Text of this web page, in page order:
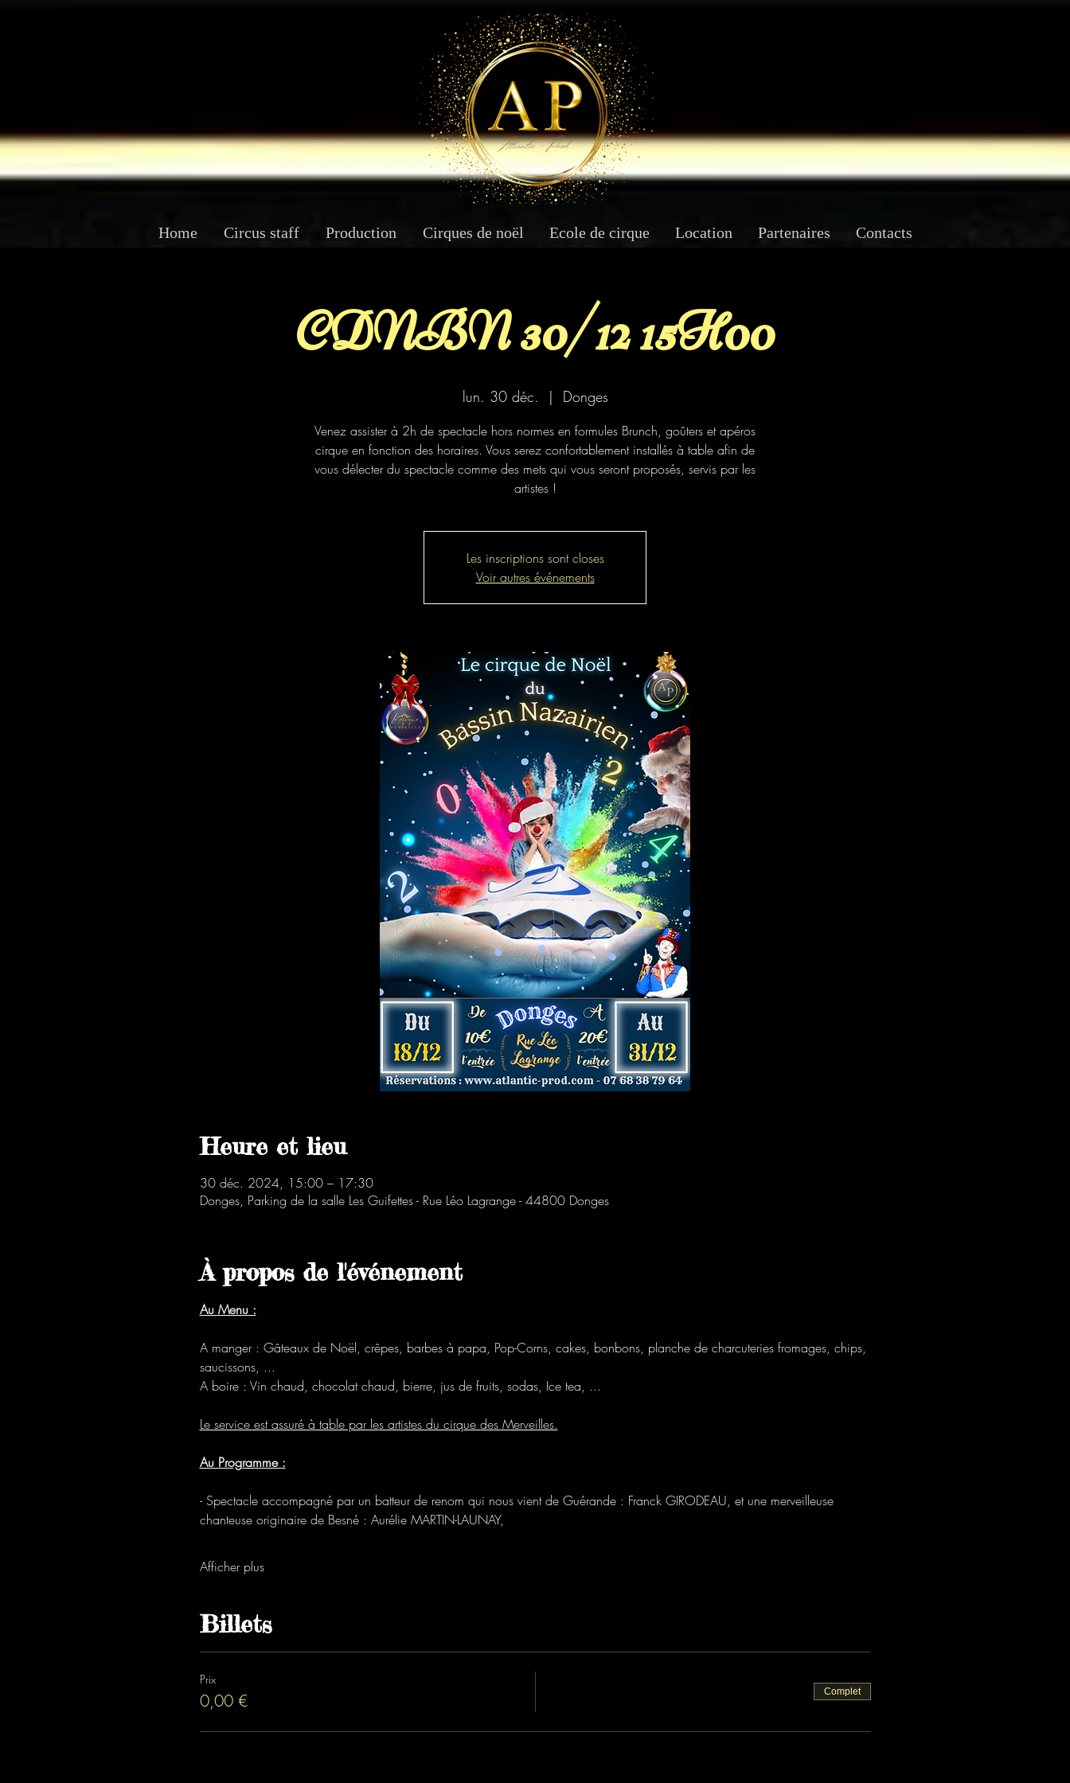
Home Circus staff Production Cirques de noël Ecole de cirque Location Partenaires Contacts
CDNBN 30/12 15H00
lun. 30 déc.
  |
Donges
Venez assister à 2h de spectacle hors normes en formules Brunch, goûters et apéros
cirque en fonction des horaires. Vous serez confortablement installés à table afin de
vous délecter du spectacle comme des mets qui vous seront proposés, servis par les
artistes !
Les inscriptions sont closes
Voir autres événements
Heure et lieu
30 déc. 2024, 15:00 – 17:30
Donges, Parking de la salle Les Guifettes - Rue Léo Lagrange - 44800 Donges
À propos de l'événement
Au Menu :
A manger : Gâteaux de Noël, crêpes, barbes à papa, Pop-Corns, cakes, bonbons, planche de charcuteries fromages, chips,
saucissons, ...
A boire : Vin chaud, chocolat chaud, bierre, jus de fruits, sodas, Ice tea, ...
Le service est assuré à table par les artistes du cirque des Merveilles.
Au Programme :
- Spectacle accompagné par un batteur de renom qui nous vient de Guérande : Franck GIRODEAU, et une merveilleuse
chanteuse originaire de Besné : Aurélie MARTIN-LAUNAY,
Afficher plus
Billets
Prix
0,00 € Complet